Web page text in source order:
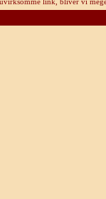
link, bliver vi